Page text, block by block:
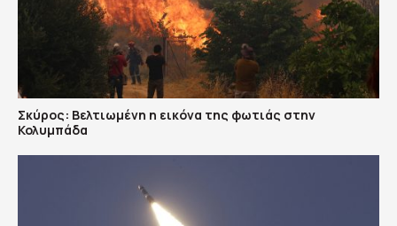
Σκύρος: Βελτιωμένη η εικόνα της φωτιάς στην
Κολυμπάδα